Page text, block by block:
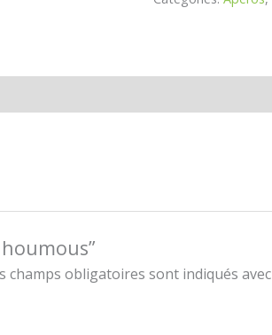
champs obligatoires sont indiqués avec